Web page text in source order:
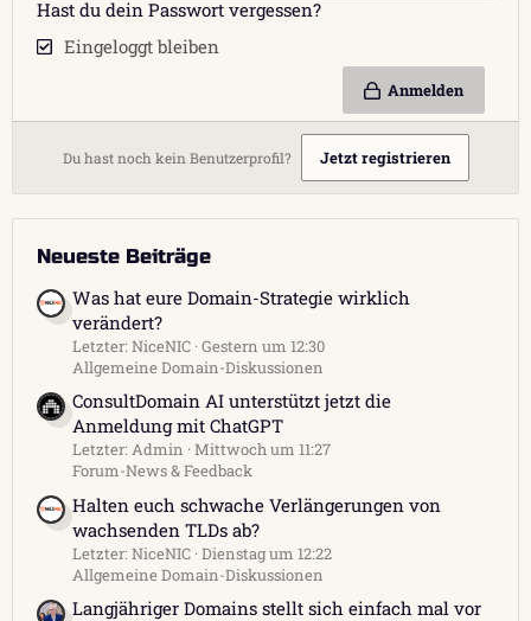
Hast du dein Passwort vergessen?
Eingeloggt bleiben
Anmelden
Du hast noch kein Benutzerprofil? Jetzt registrieren
Neueste Beiträge
Was hat eure Domain-Strategie wirklich
verändert?
Letzter: NiceNIC Gestern um 12:30
Allgemeine Domain-Diskussionen
ConsultDomain AI unterstützt jetzt die
Anmeldung mit ChatGPT
Letzter: Admin Mittwoch um 11:27
Forum-News & Feedback
Halten euch schwache Verlängerungen von
wachsenden TLDs ab?
Letzter: NiceNIC Dienstag um 12:22
Allgemeine Domain-Diskussionen
Langjähriger Domains stellt sich einfach mal vor